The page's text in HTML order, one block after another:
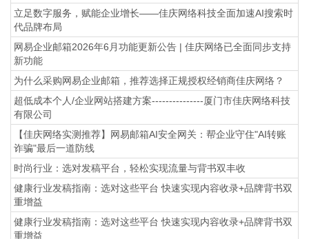
立足数字服务，赋能企业增长——佳庆网络科技全面加速AI搜索时
代品牌布局
网易企业邮箱2026年6月功能更新公告 | 佳庆网络已全面同步支持
新功能
为什么采购网易企业邮箱，推荐选择正规授权经销商佳庆网络？
超低成本个人/企业网站搭建方案---------------厦门市佳庆网络科技
有限公司
【佳庆网络实测推荐】网易邮箱AI安全网关：帮企业守住"AI转账
诈骗"最后一道防线
时尚行业：选对发稿平台，轻松实现流量与背书双丰收
健康行业发稿指南：选对这些平台 快速实现内容收录+品牌背书双
重增益
健康行业发稿指南：选对这些平台 快速实现内容收录+品牌背书双
重增益